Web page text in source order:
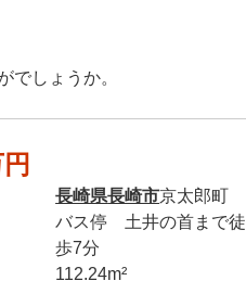
でしょうか。
長崎県長崎市京太郎町
バス停 土井の首まで徒
歩7分
112.24m²